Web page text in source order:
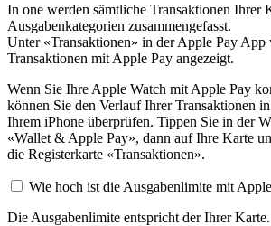
In one werden sämtliche Transaktionen Ihrer
Ausgabenkategorien zusammengefasst.
Unter «Transaktionen» in der Apple Pay App
Transaktionen mit Apple Pay angezeigt.
Wenn Sie Ihre Apple Watch mit Apple Pay
können Sie den Verlauf Ihrer Transaktionen
Ihrem iPhone überprüfen. Tippen Sie in der
«Wallet & Apple Pay», dann auf Ihre Karte
die Registerkarte «Transaktionen».
Wie hoch ist die Ausgabenlimite mit
Die Ausgabenlimite entspricht der Ihrer Karte.